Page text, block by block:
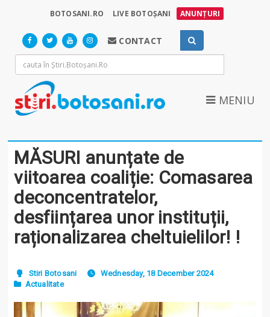
BOTOSANI.RO LIVE BOTOȘANI ANUNȚURI
CONTACT
MENIU
MĂSURI anunțate de
viitoarea coaliție: Comasarea
deconcentratelor,
desființarea unor instituții,
raționalizarea cheltuielilor! !
Stiri Botosani
Wednesday, 18 December 2024
Actualitate